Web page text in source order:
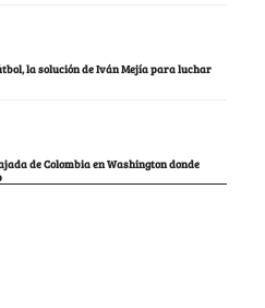
la solución de Iván Mejía para luchar
de Colombia en Washington donde